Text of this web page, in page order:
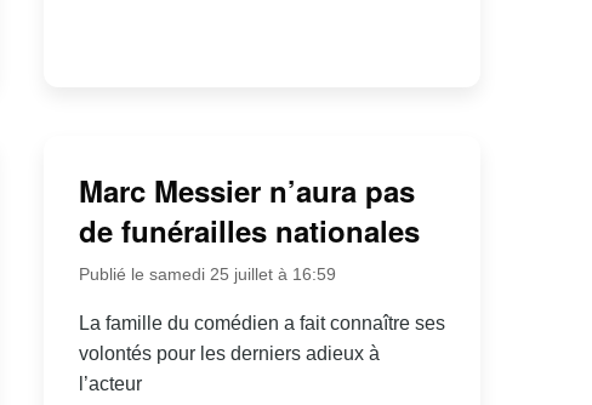
Marc Messier n’aura pas
de funérailles nationales
Publié le samedi 25 juillet à 16:59
La famille du comédien a fait connaître ses
volontés pour les derniers adieux à
l’acteur